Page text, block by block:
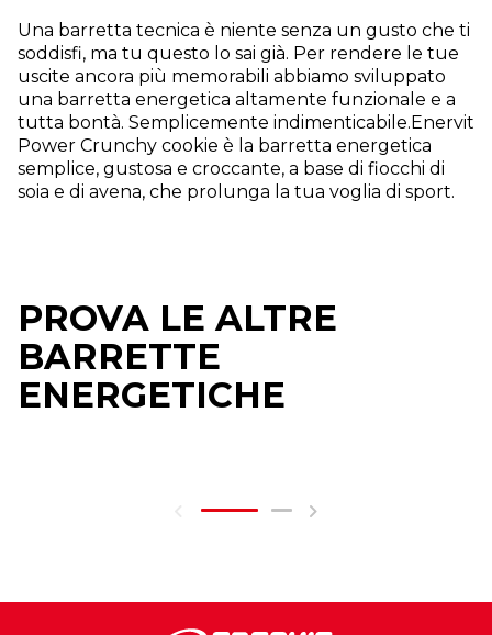
Una barretta tecnica è niente senza un gusto che ti
soddisfi, ma tu questo lo sai già. Per rendere le tue
uscite ancora più memorabili abbiamo sviluppato
una barretta energetica altamente funzionale e a
tutta bontà. Semplicemente indimenticabile.Enervit
Power Crunchy cookie è la barretta energetica
semplice, gustosa e croccante, a base di fiocchi di
soia e di avena, che prolunga la tua voglia di sport.
PROVA LE ALTRE
BARRETTE
ENERGETICHE